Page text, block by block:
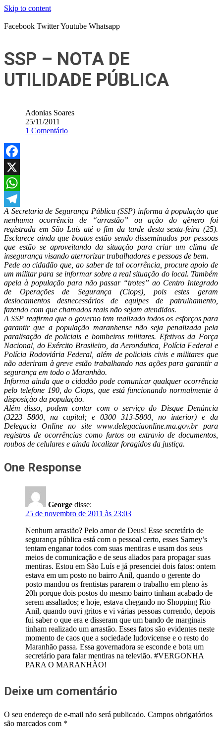
Skip to content
Facebook TwitterYoutube Whatsapp
SSP – NOTA DE
UTILIDADE PÚBLICA
Adonias Soares
25/11/2011
1 Comentário
Facebook
X
WhatsApp
Telegram
A Secretaria de Segurança Pública (SSP) informa à população que
nenhuma ocorrência de “arrastão” ou ação do gênero foi
registrada em São Luís até o fim da tarde desta sexta-feira (25).
Esclarece ainda que boatos estão sendo disseminados por pessoas
que estão se aproveitando da situação para criar um clima de
insegurança visando aterrorizar trabalhadores e pessoas de bem.
Pede ao cidadão que, ao saber de tal ocorrência, procure apoio de
um militar para se informar sobre a real situação do local. Também
apela à população para não passar “trotes” ao Centro Integrado
de Operações de Segurança (Ciops), pois estes geram
deslocamentos desnecessários de equipes de patrulhamento,
fazendo com que chamados reais não sejam atendidos.
A SSP reafirma que o governo tem realizado todos os esforços para
garantir que a população maranhense não seja penalizada pela
paralisação de policiais e bombeiros militares. Efetivos da Força
Nacional, do Exército Brasileiro, da Aeronáutica, Polícia Federal e
Polícia Rodoviária Federal, além de policiais civis e militares que
não aderiram à greve estão trabalhando nas ações para garantir a
segurança em todo o Maranhão.
Informa ainda que o cidadão pode comunicar qualquer ocorrência
pelo telefone 190, do Ciops, que está funcionando normalmente à
disposição da população.
Além disso, podem contar com o serviço do Disque Denúncia
(3223 5800, na capital; e 0300 313-5800, no interior) e da
Delegacia Online no site www.delegaciaonline.ma.gov.br para
registros de ocorrências como furtos ou extravio de documentos,
roubos de celulares e ainda localizar foragidos da justiça.
One Response
George disse:
25 de novembro de 2011 às 23:03
Nenhum arrastão? Pelo amor de Deus! Esse secretário de
segurança pública está com o pessoal certo, esses Sarney’s
tentam enganar todos com suas mentiras e usam dos seus
meios de comunicação e de seus aliados para propagar suas
mentiras. Estou em São Luís e já presenciei dois fatos: ontem
estava em um posto no bairro Anil, quando o gerente do
posto mandou os frentistas pararem o trabalho em pleno às
20h porque dois postos do mesmo bairro tinham acabado de
serem assaltados; e hoje, estava chegando no Shopping Rio
Anil, quando ouvi gritos e vi várias pessoas correndo, depois
fui saber o que era e disseram que um bando de marginais
tinham realizado um arrastão. Esses fatos são evidentes neste
momento de caos que a sociedade ludovicense e o resto do
Maranhão passa. Essa governadora se esconde e bota um
secretário para falar mentiras na televião. #VERGONHA
PARA O MARANHÃO!
Deixe um comentário
O seu endereço de e-mail não será publicado. Campos obrigatórios
são marcados com *